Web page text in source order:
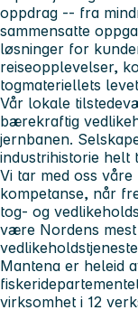
oppdrag -- fra
sammensatte
løsninger for
reiseopplevelser,
togmateriellets
Vår lokale
bærekraftig
jernbanen.
industrihistorie helt
Vi tar med oss
kompetanse, når
tog- og
være Nordens
Mantena er heleid
virksomhet i 12